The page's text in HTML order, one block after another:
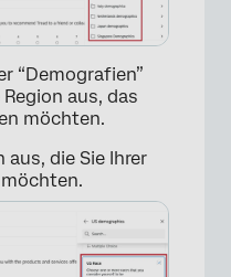
“Demografien”
aus, das
möchten.
aus, die Sie Ihrer